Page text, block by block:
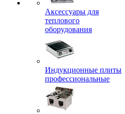
Аксессуары для
теплового
оборудования
Индукционные плиты
профессиональные